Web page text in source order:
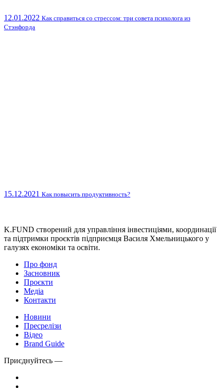
12.01.2022 Как справиться со стрессом: три совета психолога из
Стэнфорда
15.12.2021 Как повысить продуктивность?
K.FUND створений для управління інвестиціями, координації
та підтримки проєктів підприємця Василя Хмельницького у
галузях економіки та освіти.
Про фонд
Засновник
Проєкти
Медіа
Контакти
Новини
Пресрелізи
Відео
Brand Guide
Приєднуйтесь —